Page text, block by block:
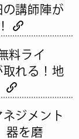
講師陣が
料ライ
れる！地
ジメント
器を磨